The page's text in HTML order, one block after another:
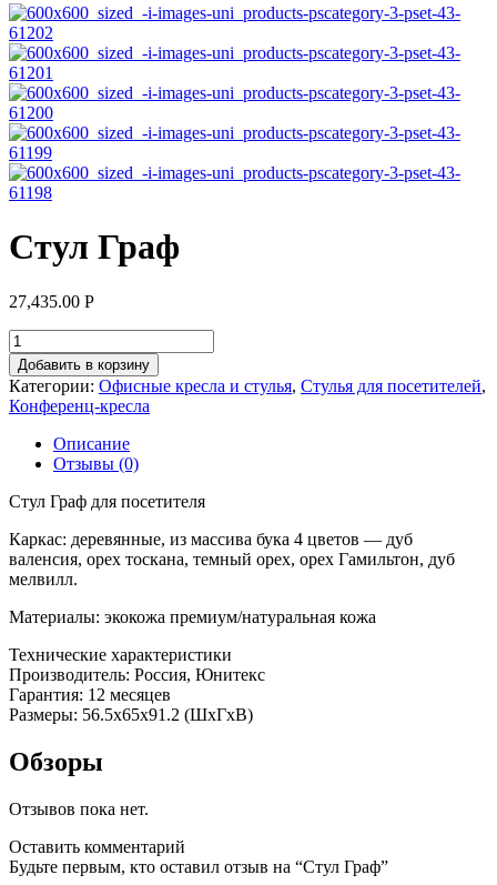
Стул Граф
27,435.00 Р
Добавить в корзину
Категории: Офисные кресла и стулья, Стулья для посетителей,
Конференц-кресла
Описание
Отзывы (0)
Стул Граф для посетителя
Каркас: деревянные, из массива бука 4 цветов — дуб
валенсия, орех тоскана, темный орех, орех Гамильтон, дуб
мелвилл.
Материалы: экокожа премиум/натуральная кожа
Технические характеристики
Производитель: Россия, Юнитекс
Гарантия: 12 месяцев
Размеры: 56.5x65x91.2 (ШхГхВ)
Обзоры
Отзывов пока нет.
Оставить комментарий
Будьте первым, кто оставил отзыв на “Стул Граф”